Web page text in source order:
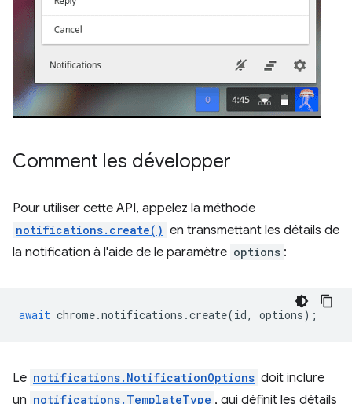
Comment les développer
Pour utiliser cette API, appelez la méthode
notifications.create() en transmettant les détails de
la notification à l'aide de le paramètre options :
await chrome.notifications .create(id, options);
Le notifications.NotificationOptions doit inclure
un notifications.TemplateType , qui définit les détails